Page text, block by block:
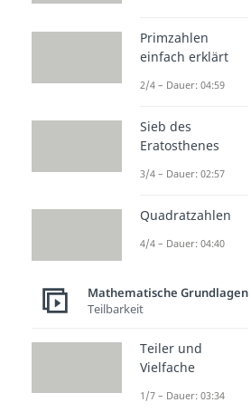
Primzahlen
einfach erklärt
2/4 – Dauer: 04:59
Sieb des
Eratosthenes
3/4 – Dauer: 02:57
Quadratzahlen
4/4 – Dauer: 04:40
Mathematische Grundlagen
Teilbarkeit
Teiler und
Vielfache
1/7 – Dauer: 03:34